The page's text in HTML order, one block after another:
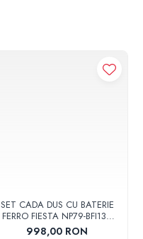
SET CADA DUS CU BATERIE
FERRO FIESTA NP79-BFI13U
CROM
998,00 RON